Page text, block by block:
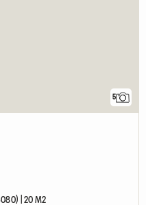
5
| 20 M2